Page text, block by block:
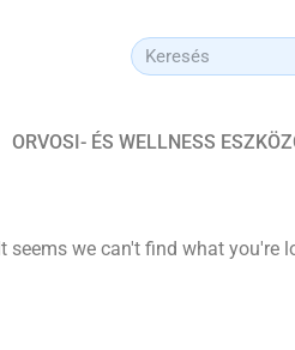
ORVOSI- ÉS WELLNESS
It seems we can't find what you're